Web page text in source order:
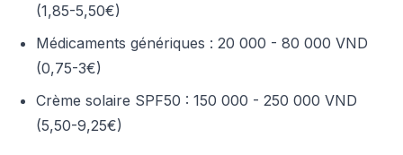
(1,85-5,50€)
Médicaments génériques : 20 000 - 80 000 VND
(0,75-3€)
Crème solaire SPF50 : 150 000 - 250 000 VND
(5,50-9,25€)